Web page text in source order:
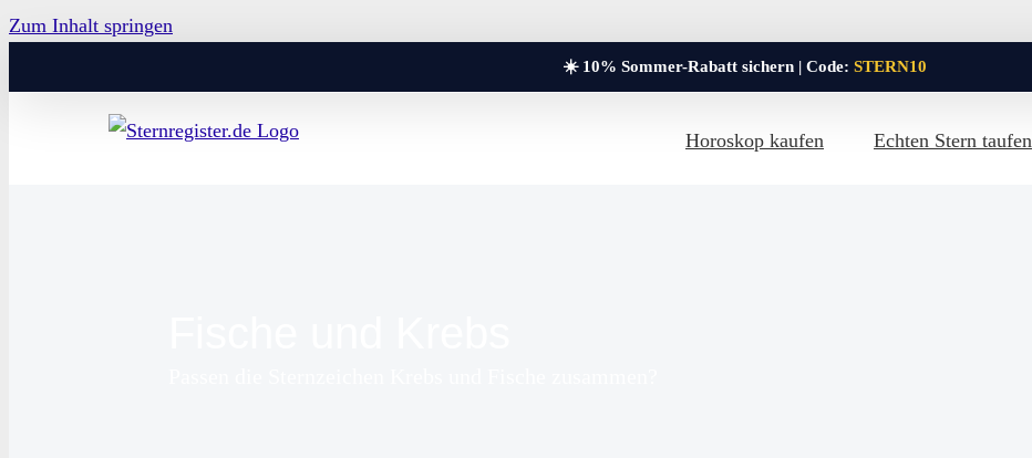
Zum Inhalt springen
☀️ 10% Sommer-Rabatt sichern | Code: STERN10
Horoskop kaufen Echten Stern taufen